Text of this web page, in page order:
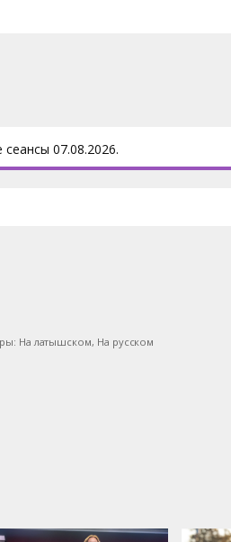
07.08.2026.
На латышском, На русском